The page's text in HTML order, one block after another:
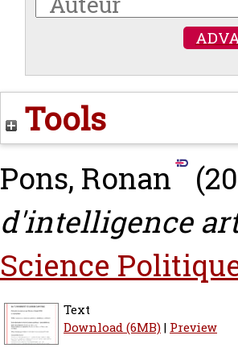
Tools
Pons, Ronan
d'intelligence
Science
Text
Download (6MB)| Preview